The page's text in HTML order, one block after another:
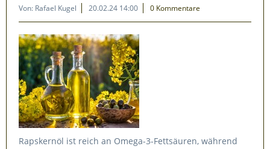
Von: Rafael Kugel 20.02.24 14:00 0 Kommentare
Rapskernöl ist reich an Omega-3-Fettsäuren, während